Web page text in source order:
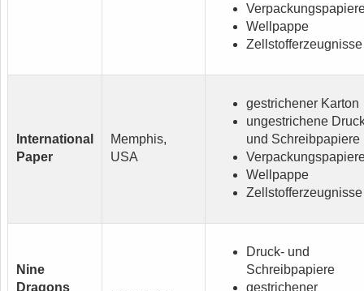
Wellpappe
Zellstofferzeugnisse
International
Paper
Memphis,
USA
gestrichener Karton
ungestrichene
und Schreibpapiere
Wellpappe
Zellstofferzeugnisse
Nine
Dragons
Druck- und
Schreibpapiere
gestrichener